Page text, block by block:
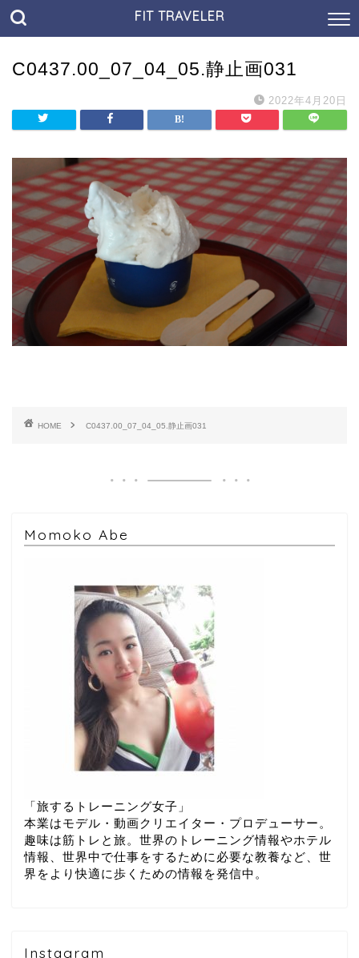
FIT TRAVELER
C0437.00_07_04_05.静止画031
2022年4月20日
HOME C0437.00_07_04_05.静止画031
Momoko Abe
「旅するトレーニング女子」
本業はモデル・動画クリエイター・プロデューサー。
趣味は筋トレと旅。世界のトレーニング情報やホテル
情報、世界中で仕事をするために必要な教養など、世
界をより快適に歩くための情報を発信中。
Instagram